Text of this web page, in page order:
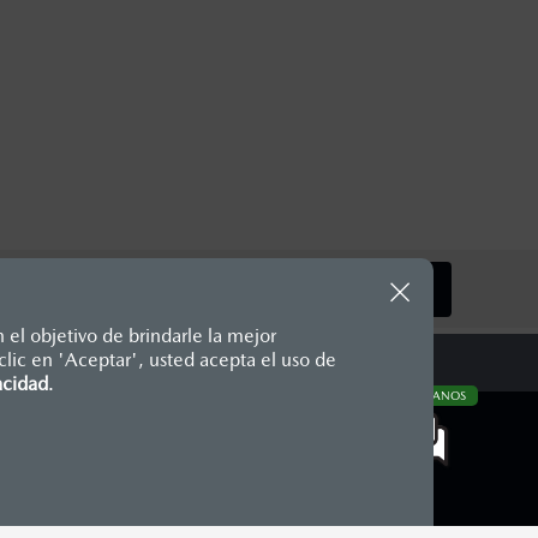
el objetivo de brindarle la mejor
en 'Aceptar', usted acepta el uso de
.
SIGUIENTE
CONTÁCTANOS
en moneda de los Estados
y los precios de sus